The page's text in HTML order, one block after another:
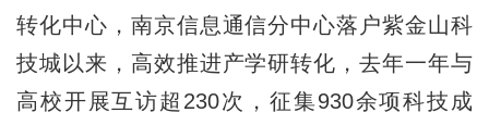
转化中心，南京信息通信分中心落户紫金山科
技城以来，高效推进产学研转化，去年一年与
高校开展互访超230次，征集930余项科技成